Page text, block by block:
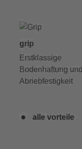
grip
Erstklassige
Bodenhaftung und
Abriebfestigkeit
alle vorteile